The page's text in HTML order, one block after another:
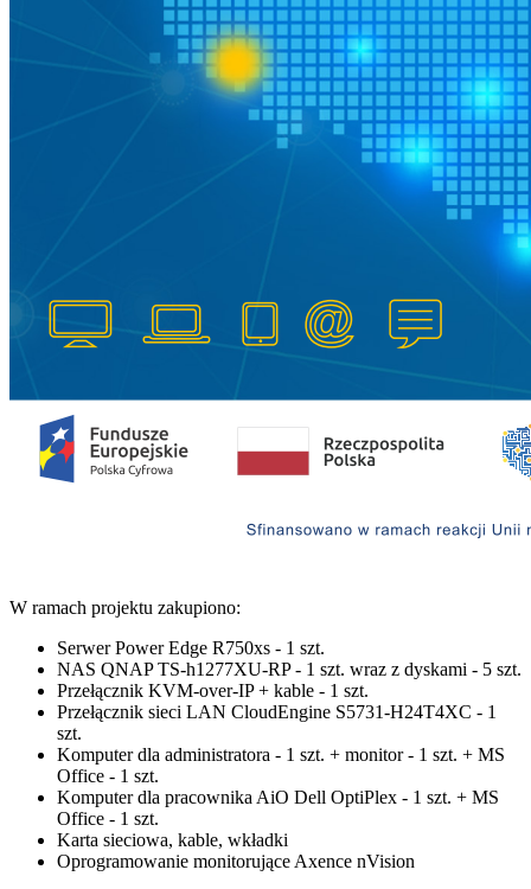
W ramach projektu zakupiono:
Serwer Power Edge R750xs - 1 szt.
NAS QNAP TS-h1277XU-RP - 1 szt. wraz z dyskami - 5 szt.
Przełącznik KVM-over-IP + kable - 1 szt.
Przełącznik sieci LAN CloudEngine S5731-H24T4XC - 1
szt.
Komputer dla administratora - 1 szt. + monitor - 1 szt. + MS
Office - 1 szt.
Komputer dla pracownika AiO Dell OptiPlex - 1 szt. + MS
Office - 1 szt.
Karta sieciowa, kable, wkładki
Oprogramowanie monitorujące Axence nVision